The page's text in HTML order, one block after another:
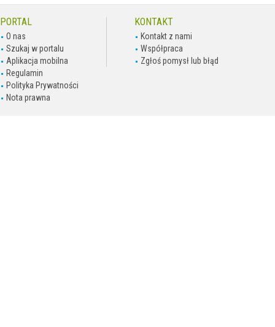
PORTAL
O nas
Szukaj w portalu
Aplikacja mobilna
Regulamin
Polityka Prywatności
Nota prawna
KONTAKT
Kontakt z nami
Współpraca
Zgłoś pomysł lub błąd